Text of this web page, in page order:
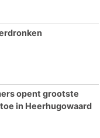
opent grootste
in Heerhugowaard